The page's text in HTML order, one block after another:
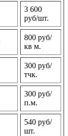
3 600
руб/шт.
800 руб/
кв м.
300 руб/
тчк.
300 руб/
п.м.
540 руб/
шт.